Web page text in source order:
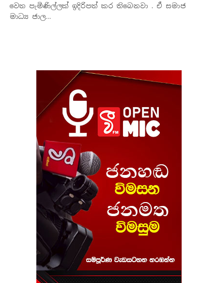
වෙත පැමිණිල්ලක් ඉදිරිපත් කර තිබෙනවා . ඒ සමාජ
මාධ්‍ය ජාල…